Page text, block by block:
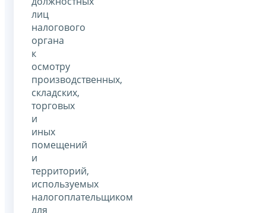
лиц
налогового
органа
к
осмотру
производственных,
складских,
торговых
и
иных
помещений
и
территорий,
используемых
налогоплательщиком
для